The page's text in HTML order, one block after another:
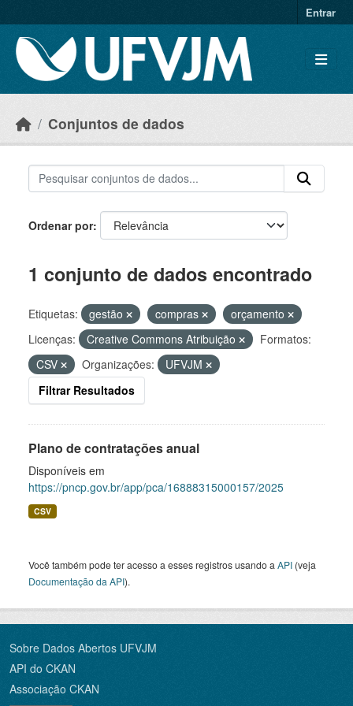
Entrar
Conjuntos de dados
Ordenar por
1 conjunto de dados encontrado
Etiquetas: gestão compras
orçamento
Licenças:
Creative Commons Atribuição
Formatos:
CSV
Organizações:
UFVJM
Filtrar Resultados
Plano de contratações anual
Disponíveis em
https://pncp.gov.br/app/pca/16888315000157/2025
CSV
Você também pode ter acesso a esses registros usando a API (veja
Documentação da API).
Sobre Dados Abertos UFVJM
API do CKAN
Associação CKAN